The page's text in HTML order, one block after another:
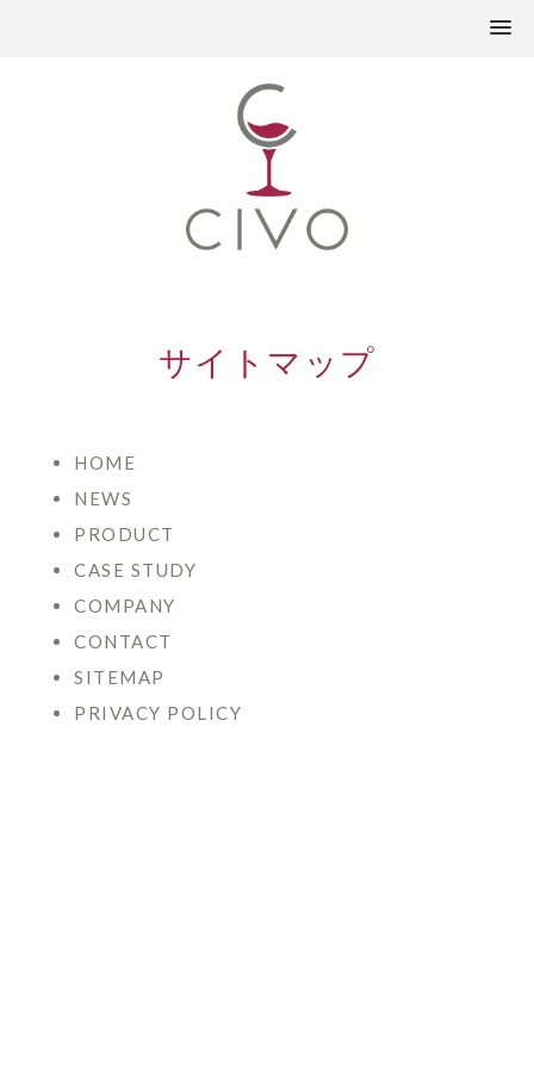
サイトマップ
HOME
NEWS
PRODUCT
CASE STUDY
COMPANY
CONTACT
SITEMAP
PRIVACY POLICY